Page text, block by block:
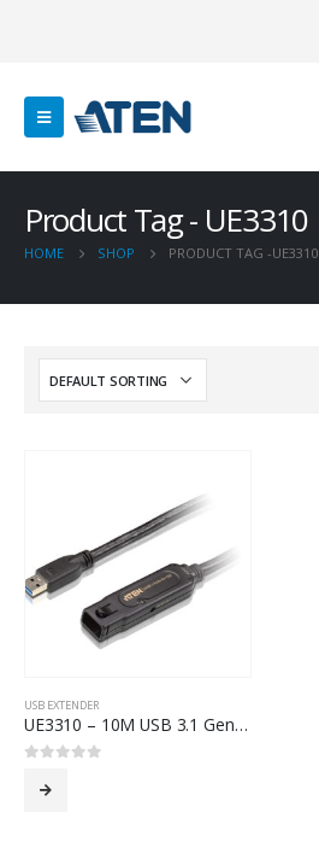
Product Tag - UE3310
HOME SHOP PRODUCT TAG -UE3310
USB EXTENDER
UE3310 – 10M USB 3.1 Gen1 Extender